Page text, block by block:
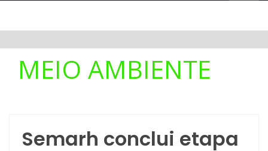
MEIO AMBIENTE
Semarh conclui etapa